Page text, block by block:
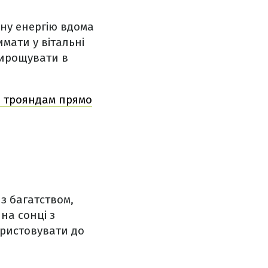
енергію вдома
у вітальні
в
трояндам прямо
багатством,
сонці з
до